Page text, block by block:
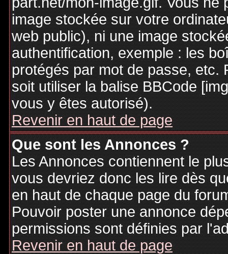
image stockée sur votre
web public), ni une image
authentification, exemple : les
protégés par mot de passe, etc.
soit utiliser la balise BBCode
vous y êtes autorisé).
Revenir en haut de page
Que sont les Annonces ?
Les Annonces contiennent le
vous devriez donc les lire dès
en haut de chaque page du
Pouvoir poster une annonce
permissions sont définies par
Revenir en haut de page